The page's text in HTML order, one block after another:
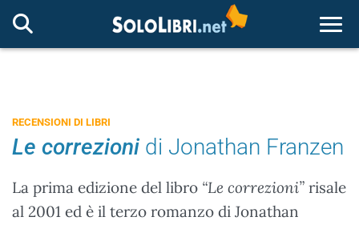
RECENSIONI DI LIBRI
Le correzioni di Jonathan Franzen
La prima edizione del libro “Le correzioni” risale
al 2001 ed è il terzo romanzo di Jonathan